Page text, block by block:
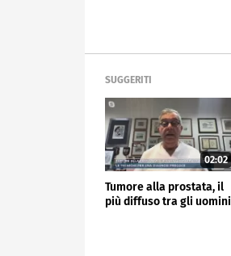
SUGGERITI
02:02
Tumore alla prostata, il
più diffuso tra gli uomini